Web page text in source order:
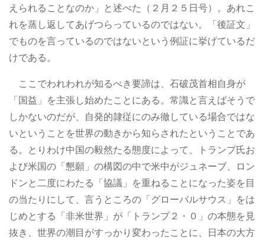
えられることなのか」と述べた（２月２５日号）。あれこ
れを蒸し返してあげつらっているのではない。「後証文」
でものを言っているのではないという例証に挙げているだ
けである。
ここでわれわれが知るべき要諦は、石破茂首相自身が
「国益」を主張し始めたことにある。常識と言えばそうで
しかないのだが、自発的隷従にのみ徹している場合ではな
いということを世界の動きから知らされたということであ
る。とりわけ中国の毅然たる態度によって、トランプ氏お
よび米国の「懇願」の構図の中で米中がジュネーブ、ロン
ドンと二度にわたる「協議」を重ねることになった姿を目
の当たりにして、言うところの「グローバルサウス」をは
じめとする「非米世界」が「トランプ２・０」の本態を見
抜き、世界の潮目がすっかり変わったことに、日本の大方